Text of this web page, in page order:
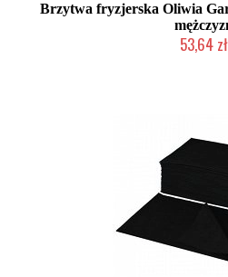
Brzytwa fryzjerska Oliwia
53,64 zł